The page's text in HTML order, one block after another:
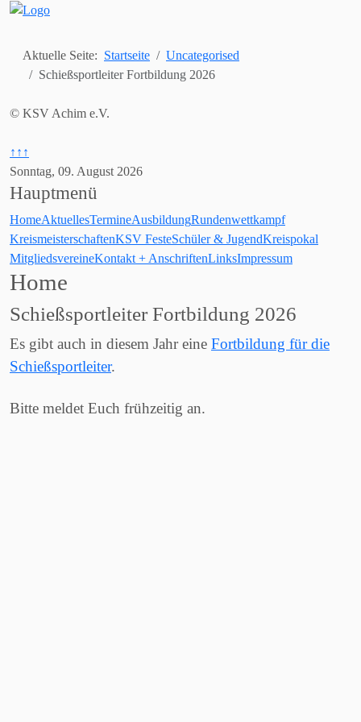
Aktuelle Seite: Startseite
Uncategorised
Schießsportleiter Fortbildung 2026
© KSV Achim e.V.
↑↑↑
Sonntag, 09. August 2026
Hauptmenü
HomeAktuellesTermineAusbildungRundenwettkampf
KreismeisterschaftenKSV FesteSchüler & JugendKreispokal
MitgliedsvereineKontakt + AnschriftenLinksImpressum
Home
Schießsportleiter Fortbildung 2026
Es gibt auch in diesem Jahr eine Fortbildung für die
Schießsportleiter.
Bitte meldet Euch frühzeitig an.